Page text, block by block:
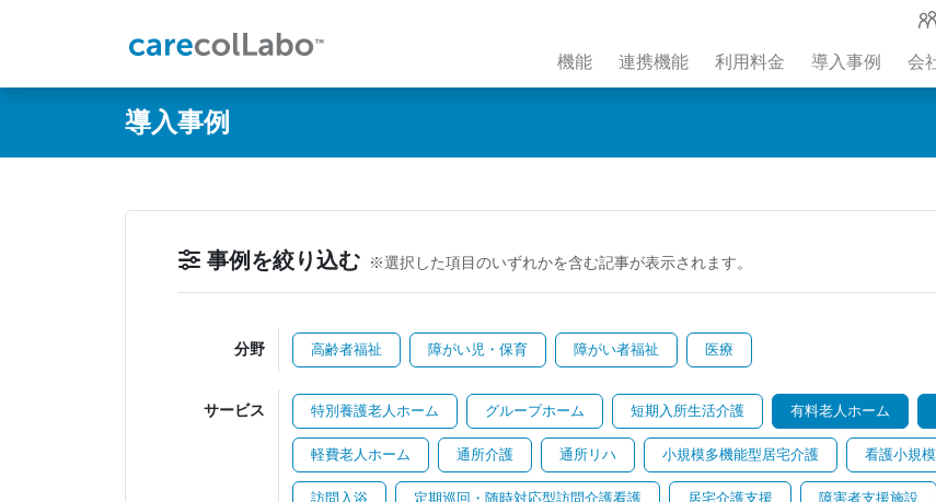
機能 連携機能 利用料金 導入事例 会
導入事例
事例を絞り込む ※選択した項目のいずれかを含む記事が表示されます。
分野 高齢者福祉 障がい児・保育 障がい者福祉 医療
サービス 特別養護老人ホーム グループホーム 短期入所生活介護 有料老人ホーム
軽費老人ホーム 通所介護 通所リハ 小規模多機能型居宅介護 看護小規
訪問入浴 定期巡回・随時対応型訪問介護看護 居宅介護支援 障害者支援施設